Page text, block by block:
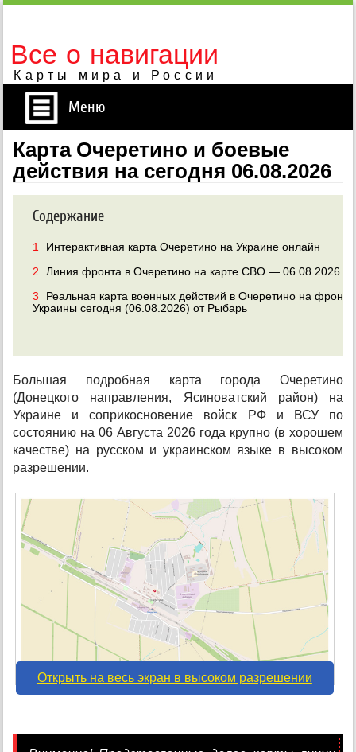
Все о навигации
Карты мира и России
Карта Очеретино и боевые
действия на сегодня 06.08.2026
Содержание
1
Интерактивная карта Очеретино на Украине онлайн
2
Линия фронта в Очеретино на карте СВО — 06.08.2026
3
Реальная карта военных действий в Очеретино на
Украины сегодня (06.08.2026) от Рыбарь
Большая подробная карта города Очеретино
(Донецкого направления, Ясиноватский район) на
Украине и соприкосновение войск РФ и ВСУ по
состоянию на 06 Августа 2026 года крупно (в хорошем
качестве) на русском и украинском языке в высоком
разрешении.
Открыть на весь экран в высоком разрешении
Меню